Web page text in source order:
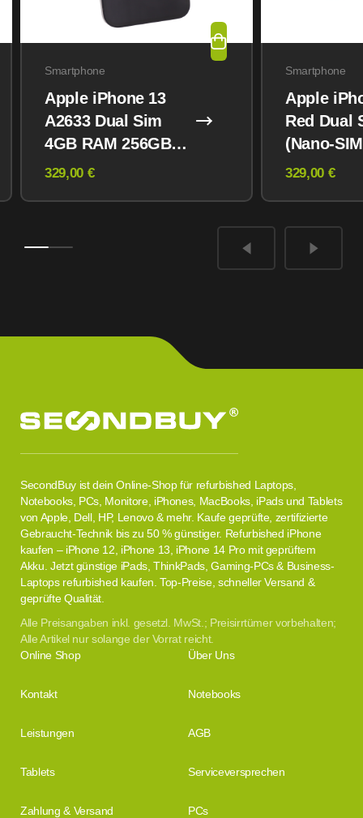
Smartphone
Apple iPhone 13
A2633 Dual Sim
4GB RAM 256GB
Midnight
329,00 €
Smartphone
Apple
Red Dual
(Nano-
eSIM)
329,00 €
SecondBuy ist dein Online-Shop für refurbished Laptops,
Notebooks, PCs, Monitore, iPhones, MacBooks, iPads und Tablets
von Apple, Dell, HP, Lenovo & mehr. Kaufe geprüfte, zertifizierte
Gebraucht-Technik bis zu 50 % günstiger. Refurbished iPhone
kaufen – iPhone 12, iPhone 13, iPhone 14 Pro mit geprüftem
Akku. Jetzt günstige iPads, ThinkPads, Gaming-PCs & Business-
Laptops refurbished kaufen. Top-Preise, schneller Versand &
geprüfte Qualität.
Alle Preisangaben inkl. gesetzl. MwSt.; Preisirrtümer vorbehalten;
Alle Artikel nur solange der Vorrat reicht.
Online Shop Über Uns
Kontakt Notebooks
Leistungen AGB
Tablets Serviceversprechen
Zahlung & Versand PCs